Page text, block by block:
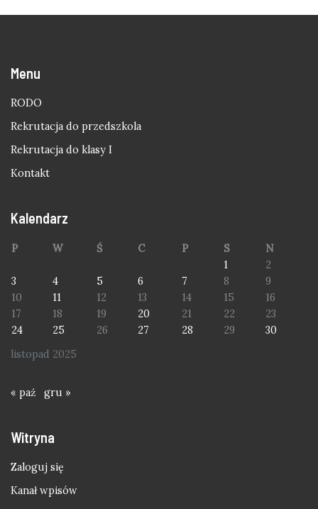
Menu
RODO
Rekrutacja do przedszkola
Rekrutacja do klasy I
Kontakt
Kalendarz
listopad 2025
P W Ś C P S
N
1
2
3
4 5 6 7 8
9
10
11 12 13 14 15
16
17
18 19 20 21 22
23
24
25 26 27 28 29 30
« paź gru »
Witryna
Zaloguj się
Kanał wpisów